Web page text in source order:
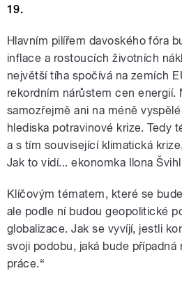
19.
Hlavním pilířem davoského fóra
inflace a rostoucích životních
největší tíha spočívá na zemích
rekordním nárůstem cen energií.
samozřejmě ani na méně
hlediska potravinové krize. Tedy
a s tím související klimatická
Jak to vidí... ekonomka Ilona
Klíčovým tématem, které se
ale podle ní budou geopolitické
globalizace. Jak se vyvíjí, jestli
svoji podobu, jaká bude případná
práce.“